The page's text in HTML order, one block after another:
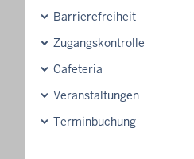
Barrierefreiheit
Zugangskontrolle
Cafeteria
Veranstaltungen
Terminbuchung